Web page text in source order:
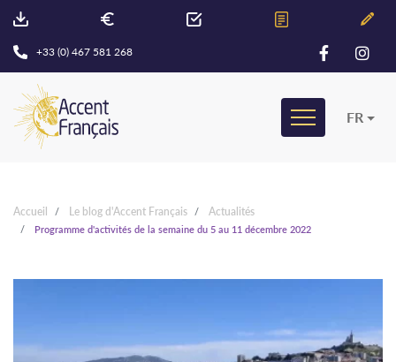
+33 (0) 467 581 268
FR
Accueil Le blog d'Accent Français Actualités
Programme d'activités de la semaine du 5 au 11 décembre 2022